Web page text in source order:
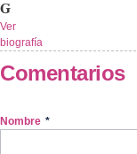
G
Ver
biografía
Comentarios
Nombre *